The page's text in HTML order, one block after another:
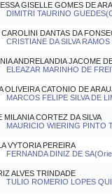
GISELLE GOMES DE
DIMITRI TAURINO
DANTAS DA
CRISTIANE DA SILVA
ANDRELANDIA JACOME
ELEAZAR MARINHO DE
OLIVEIRA CATONIO DE
MARCOS FELIPE SILVA DE
MILANIA CORTEZ DA SILVA
MAURICIO WIERING PINTO
VYTORIA PEREIRA
FERNANDA DINIZ DE
ALVES TRINDADE
TULIO ROMERIO LOPES